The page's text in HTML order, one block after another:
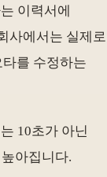
이력서에
사에서는 실제로
를 수정하는
10초가 아닌
아집니다.